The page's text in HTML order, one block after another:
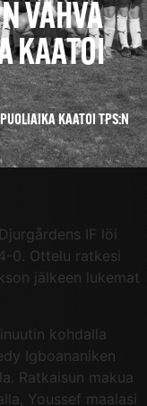
VAHVA
KAATOI
KAATOI TPS:N
IF löi
0. Ottelu ratkesi
jälkeen lukemat
kohdalla
Igboananiken
Ratkaisun makua
Youssef maalasi